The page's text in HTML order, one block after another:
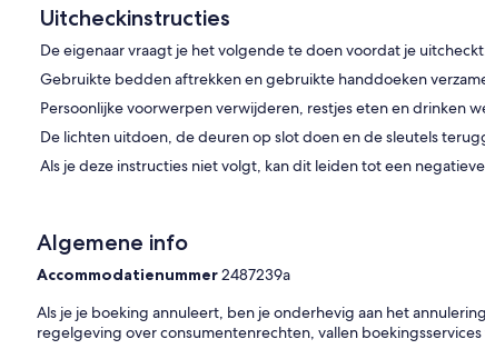
Uitcheckinstructies
De eigenaar vraagt je het volgende te doen voordat je
Gebruikte bedden aftrekken en gebruikte handdoeken
Persoonlijke voorwerpen verwijderen, restjes eten en drinken
De lichten uitdoen, de deuren op slot doen en de sleutels
Als je deze instructies niet volgt, kan dit leiden tot een
Algemene info
Accommodatienummer2487239a
Als je je boeking annuleert, ben je onderhevig aan het
regelgeving over consumentenrechten, vallen